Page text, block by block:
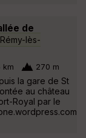
de
lès-
km 270 m
la gare de St
au château
Royal par le